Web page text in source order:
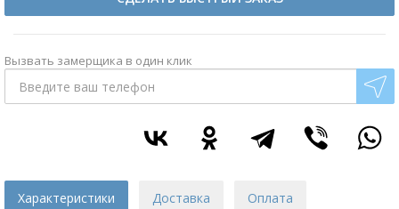
Вызвать замерщика в один клик
Характеристики Доставка Оплата